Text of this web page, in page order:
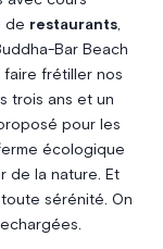
de restaurants,
Bar Beach
faire frétiller nos
trois ans et un
pour les
écologique
de la nature. Et
sérénité. On